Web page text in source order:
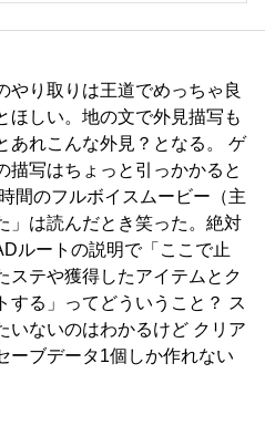
やり取りは王道でめっちゃ良
ほしい。地の文で外見描写も
あれこんな外見？となる。 ゲ
描写はちょっと引っかかると
間のフルボイスムービー（主
」は読んだとき笑った。絶対
ルートの説明で「ここで止
ステや獲得したアイテムとク
する」ってどういうこと？ ス
いないのはわかるけど クリア
ーブデータ1個しか作れない